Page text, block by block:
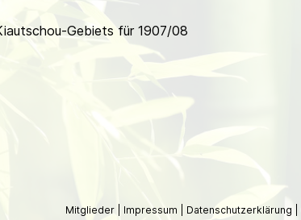
Gebiets für 1907/08
Mitglieder Impressum Datenschutzerklärung